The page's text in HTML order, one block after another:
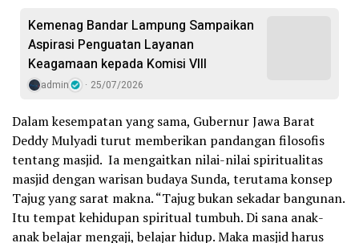
Kemenag Bandar Lampung Sampaikan
Aspirasi Penguatan Layanan
Keagamaan kepada Komisi VIII
admin 25/07/2026
Dalam kesempatan yang sama, Gubernur Jawa Barat
Deddy Mulyadi turut memberikan pandangan filosofis
tentang masjid. Ia mengaitkan nilai-nilai spiritualitas
masjid dengan warisan budaya Sunda, terutama konsep
Tajug yang sarat makna. “Tajug bukan sekadar bangunan.
Itu tempat kehidupan spiritual tumbuh. Di sana anak-
anak belajar mengaji, belajar hidup. Maka masjid harus